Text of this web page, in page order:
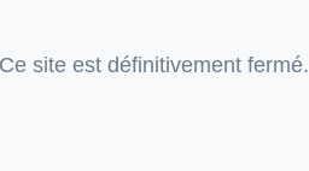
Ce site est définitivement fermé.